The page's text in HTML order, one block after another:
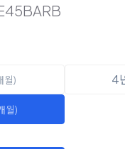
월) 4
월)